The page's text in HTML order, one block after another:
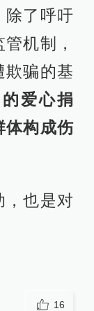
除了呼吁
机制，
欺骗的基
爱心捐
体构成伤
，也是对
16